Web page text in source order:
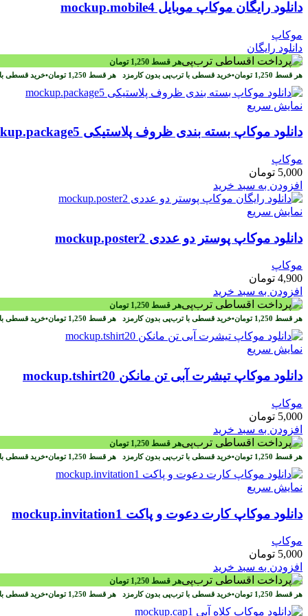
دانلود رایگان موکاپ موبایل mockup.mobile4
موکاپ
دانلود رایگان
هر قسط 1,250 تومان
هر قسط 1,250 تومان•خرید قسطی با ترب‌پی بدون کارمزد هر قسط 1,250 تومان•خرید قسطی
نمایش سریع
دانلود موکاپ بسته بندی ظروف پلاستیکی mockup.package5
موکاپ
5,000 تومان
افزودن به سبد خرید
نمایش سریع
دانلود موکاپ پوستر دو عددی mockup.poster2
موکاپ
4,900 تومان
افزودن به سبد خرید
هر قسط 1,250 تومان
هر قسط 1,250 تومان•خرید قسطی با ترب‌پی بدون کارمزد هر قسط 1,250 تومان•خرید قسطی
نمایش سریع
دانلود موکاپ تیشرت آبی تن مانکن mockup.tshirt20
موکاپ
5,000 تومان
افزودن به سبد خرید
هر قسط 1,250 تومان
هر قسط 1,250 تومان•خرید قسطی با ترب‌پی بدون کارمزد هر قسط 1,250 تومان•خرید قسطی
نمایش سریع
دانلود موکاپ کارت دعوت و پاکت mockup.invitation1
موکاپ
5,000 تومان
افزودن به سبد خرید
هر قسط 1,250 تومان
هر قسط 1,250 تومان•خرید قسطی با ترب‌پی بدون کارمزد هر قسط 1,250 تومان•خرید قسطی